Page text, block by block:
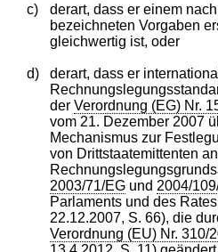
c)
derart, dass er einem
bezeichneten Vorgaben
gleichwertig ist, oder
d)
derart, dass er
der Verordnung (EG) Nr.
vom 21. Dezember 2007
Mechanismus zur
von Drittstaatemittenten
2003/71/EGund 2004/
Parlaments und des
22.12.2007, S. 66), die
Verordnung (EU) Nr. 310/